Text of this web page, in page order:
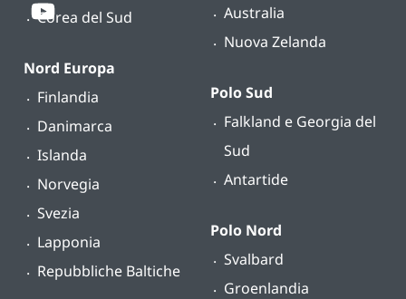
Corea del Sud
Nord Europa
Finlandia
Danimarca
Islanda
Norvegia
Svezia
Lapponia
Repubbliche Baltiche
Australia
Nuova Zelanda
Polo Sud
Falkland e Georgia del
Sud
Antartide
Polo Nord
Svalbard
Groenlandia